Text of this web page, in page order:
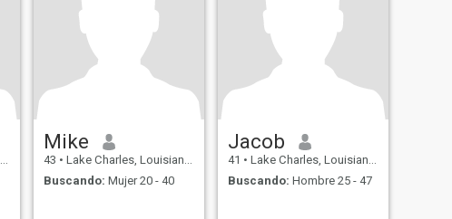
Mike
43 • Lake Charles, Louisiana, Estados Unidos
Buscando: Mujer 20 - 40
Jacob
41 • Lake Charles, Louisiana, Estados Unidos
Buscando: Hombre 25 - 47